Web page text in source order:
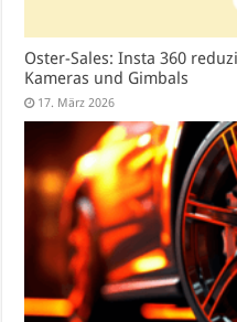
Oster-Sales: Insta 360
Kameras und Gimbals
17. März 2026